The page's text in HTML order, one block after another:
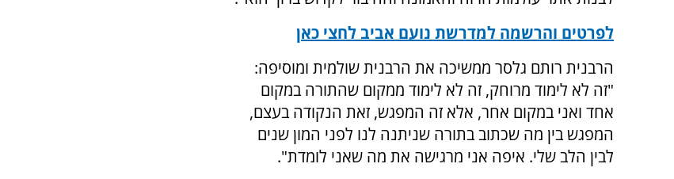
לפרטים והרשמה למדרשת נועם אביב לחצי כאן
הרבנית רותם גלסר ממשיכה את הרבנית שולמית ומוסיפה:
"זה לא לימוד מרוחק, זה לא לימוד ממקום שהתורה במקום
אחד ואני במקום אחר, אלא זה המפגש, זאת הנקודה בעצם,
המפגש בין מה שכתוב בתורה שניתנה לנו לפני המון שנים
לבין הלב שלי. איפה אני מרגישה את מה שאני לומדת".